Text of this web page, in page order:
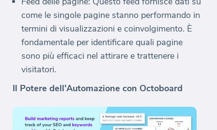
come le singole pagine stanno performando in
termini di visualizzazioni e coinvolgimento. È
fondamentale per identificare quali pagine
sono più efficaci nel attirare e trattenere i
visitatori.
Il Potere dell'Automazione con Octoboard